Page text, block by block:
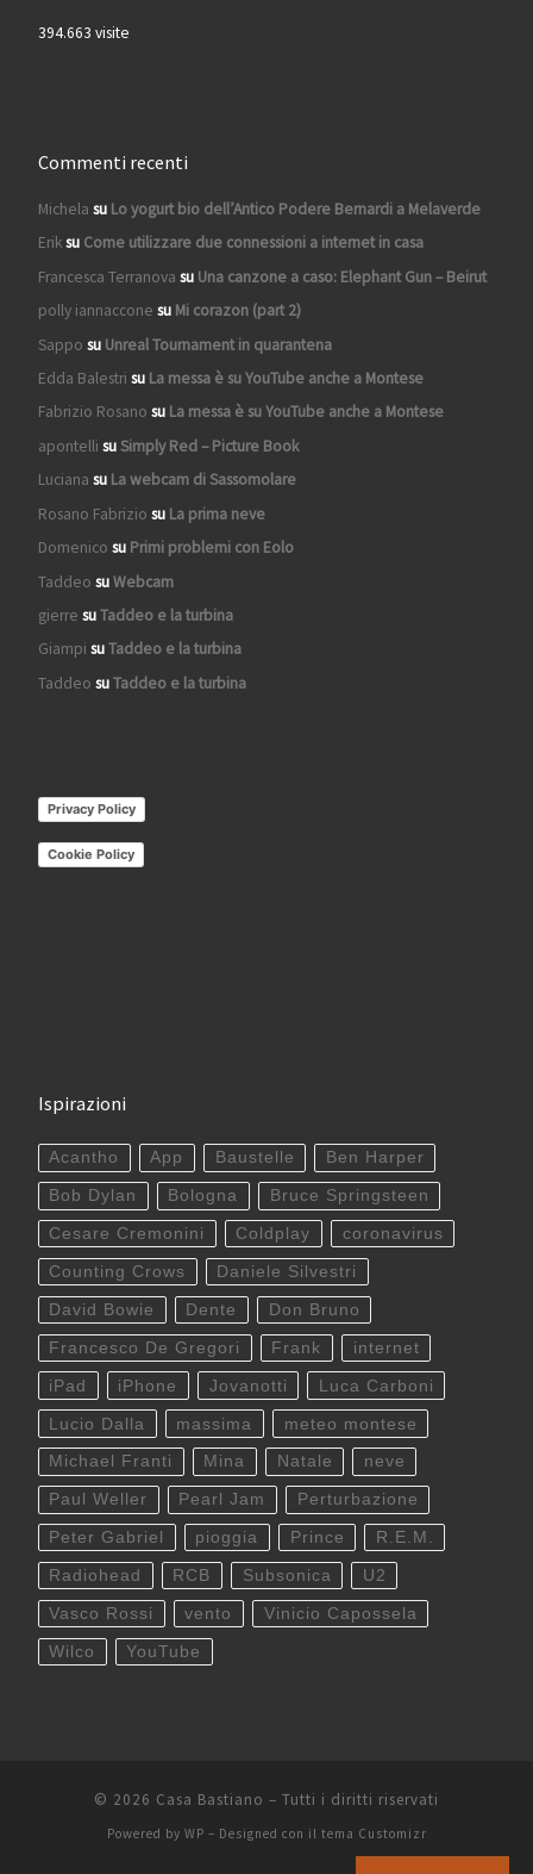
394.663 visite
Commenti recenti
Michela su Lo yogurt bio dell’Antico Podere Bernardi a Melaverde
Eriksu Come utilizzare due connessioni a internet in casa
Francesca Terranova su Una canzone a caso: Elephant Gun – Beirut
polly iannaccone su Mi corazon (part 2)
Sappo su Unreal Tournament in quarantena
Edda Balestri su La messa è su YouTube anche a Montese
Fabrizio Rosano su La messa è su YouTube anche a Montese
apontelli suSimply Red – Picture Book
Luciana su La webcam di Sassomolare
Rosano Fabrizio su La prima neve
Domenico su Primi problemi con Eolo
Taddeo suWebcam
gierre suTaddeo e la turbina
Giampi suTaddeo e la turbina
Taddeo suTaddeo e la turbina
Privacy Policy
Cookie Policy
Ispirazioni
Acantho App Baustelle Ben Harper
Bob Dylan Bologna Bruce Springsteen
Cesare Cremonini Coldplay coronavirus
Counting Crows Daniele Silvestri
David Bowie Dente Don Bruno
Francesco De Gregori Frank internet
iPad iPhone Jovanotti Luca Carboni
Lucio Dalla massima meteo montese
Michael Franti Mina Natale neve
Paul Weller Pearl Jam Perturbazione
Peter Gabriel pioggia Prince R.E.M.
Radiohead RCB Subsonica U2
Vasco Rossi vento Vinicio Capossela
Wilco YouTube
© 2026 Casa Bastiano – Tutti i diritti riservati
Powered by WP – Designed con il tema Customizr